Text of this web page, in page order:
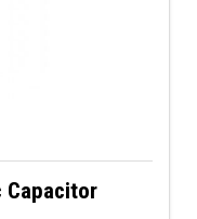
Capacitor